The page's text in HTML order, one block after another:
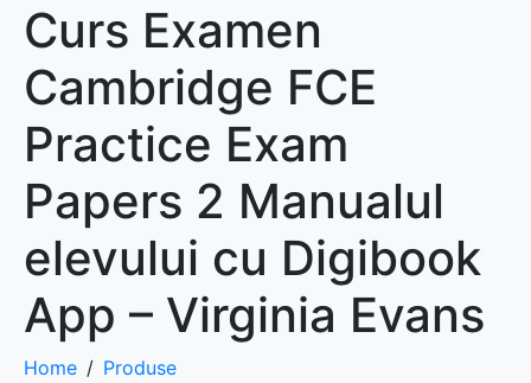
Curs Examen
Cambridge FCE
Practice Exam
Papers 2 Manualul
elevului cu Digibook
App – Virginia Evans
Home
Produse